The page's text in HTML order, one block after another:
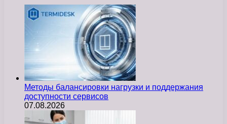
Методы балансировки нагрузки и поддержания
доступности сервисов
07.08.2026